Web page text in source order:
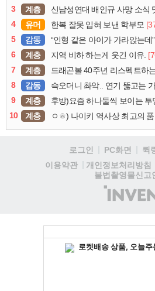
3
계층 신남성연대 배인규 사망 소식
4
유머 한복 잘못 입혀 보낸 학부모
5
감동 “인형 같은 아이가 가라앉는데”…수심 3m
6
계층 지역 비하 하는게 웃긴 이유.
7
계층 드래곤볼 40주년 리스펙트하
8
감동 슥오더니 촤악.. 연기 뚫고는 가슴 툭툭
9
계층 후방)요즘 하나둘씩 보이는 투
10
계층 ㅇㅎ) 나이키 역사상 최고의
로그인 PC화면 퀵
이용약관
개인정보처리방침
불법촬영물신고
(주)
인